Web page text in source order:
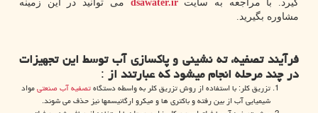
گیرد. با مراجعه به سایتdsawater.ir می توانید در این زمینه
مشاوره بگیرید.
فرآیند تصفیه، ته نشینی و پاکسازی آب توسط این تجهیزات
در چند مرحله انجام میشود که عبارتند از:
تزریق کلر: با استفاده از روش تزریق کلر به واسطه دستگاهتصفیه آب صنعتیمواد
شیمیایی آب از بین رفته و باکتری ها و میکرو ارگانیسمها نیز حذف می شوند.